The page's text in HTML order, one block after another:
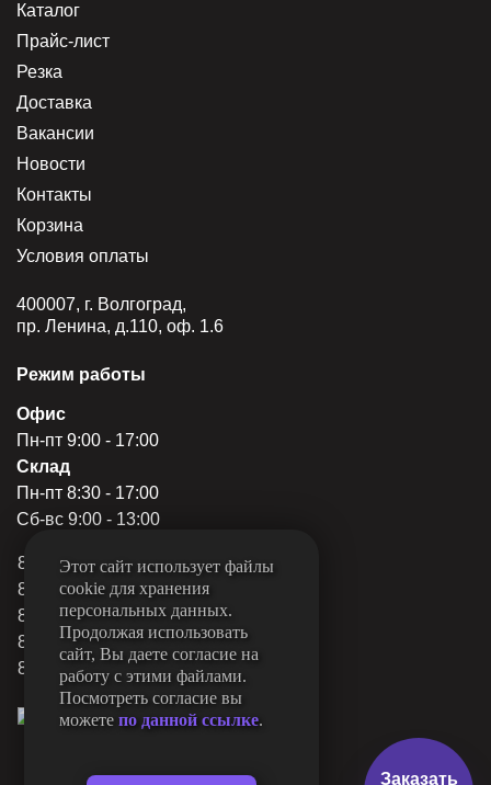
Каталог
Прайс-лист
Резка
Доставка
Вакансии
Новости
Контакты
Корзина
Условия оплаты
400007, г. Волгоград,
пр. Ленина, д.110, оф. 1.6
Режим работы
Офис
Пн-пт 9:00 - 17:00
Склад
Пн-пт 8:30 - 17:00
Сб-вс 9:00 - 13:00
8 (844) 249-22-78
8 (844) 249-22-79
8 (844) 249-31-80
8 (962) 760-15-11
8 (927) 510-15-11
Заказать
Этот сайт использует файлы
cookie для хранения
персональных данных.
Продолжая использовать
сайт, Вы даете согласие на
работу с этими файлами.
Посмотреть согласие вы
можетепо данной ссылке.